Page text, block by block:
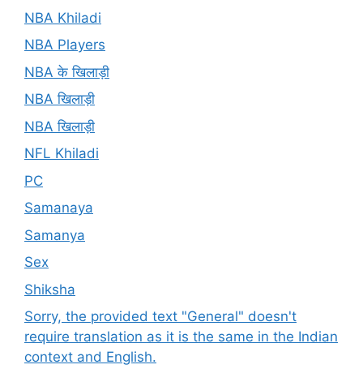
NBA Khiladi
NBA Players
NBA के खिलाड़ी
NBA खिलाड़ी
NBA खिलाड़ी
NFL Khiladi
PC
Samanaya
Samanya
Sex
Shiksha
Sorry, the provided text "General" doesn't
require translation as it is the same in the Indian
context and English.